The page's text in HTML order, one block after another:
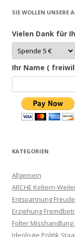
SIE WOLLEN UNSERE
Vielen Dank für
Ihr Name (
KATEGORIEN
Allgemein
ARCHE Keltern-
Entspannung Freude
Erziehung
Folter Misshandlung
Ideologie Politik